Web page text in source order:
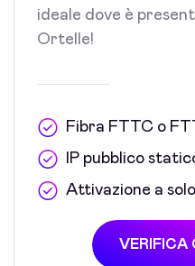
ideale dove è
Ortelle!
Fibra FTTC o
IP pubblico
Attivazione a
VERIFICA